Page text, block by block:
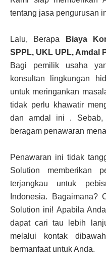
tentang jasa pengurusan
Lalu, Berapa
Biaya
SPPL, UKL UPL, Amdal
Bagi pemilik usaha
konsultan lingkungan
untuk meringankan
tidak perlu khawatir
dan amdal ini . Sebab,
beragam penawaran
Penawaran ini tidak
Solution memberikan
terjangkau untuk
Indonesia. Bagaimana?
Solution ini! Apabila
dapat cari tau lebih
melalui kontak
bermanfaat untuk Anda.